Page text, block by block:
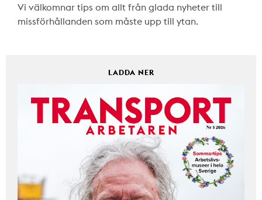
Vi välkomnar tips om allt från glada nyheter till
missförhållanden som måste upp till ytan.
LADDA NER